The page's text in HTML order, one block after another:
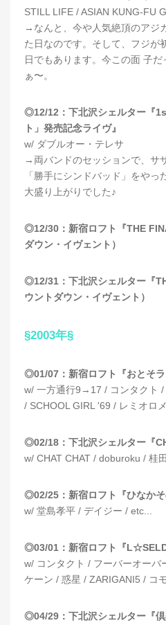
STILL LIFE / ASIAN KUNG-FU
→なんと、今や人気絶頂のアジ
た日なのです。そして、フジが
日でもあります。今この面 子
ぁ〜。
◎12/12：下北沢シェルター『
ト」発売記念ライヴ』
w/ ダブルオー・テレサ
→両バンドのセッションで、サ
「勝手にシンドバッド」をや
大盛り上がりでした♪
◎12/30：新宿ロフト『THE
ダウン・イヴェント）
◎12/31：下北沢シェルター『
ウントダウン・イヴェント）
§2003年§
◎01/07：新宿ロフト『おとそラ
w/ 一方通行9→17 / コンタクト /
/ SCHOOL GIRL '69 / レミオロ
◎02/18：下北沢シェルター『
w/ CHAT CHAT / doburoku / 桂
◎02/25：新宿ロフト『ひなかそ
w/ 堂島孝平 / デイジー / etc...
◎03/01：新宿ロフト『
w/ コンタクト / フーバーオーバ
ケーン / 惑星 / ZARIGANI5 / コ
◎04/29：下北沢シェルター『